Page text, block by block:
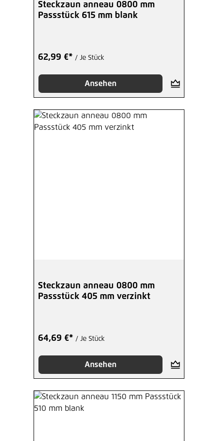
Steckzaun anneau 0800 mm
Passstück 615 mm blank
62,99 €* / Je Stück
Ansehen
Steckzaun anneau 0800 mm
Passstück 405 mm verzinkt
64,69 €* / Je Stück
Ansehen